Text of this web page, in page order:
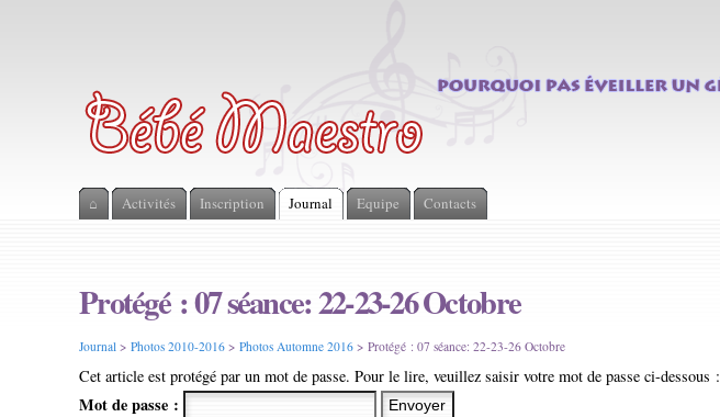
⌂ Activités Inscription Journal Equipe Contacts
Protégé : 07 séance: 22-23-26 Octobre
Journal > Photos 2010-2016 > Photos Automne 2016 > Protégé : 07 séance: 22-23-26 Octobre
Cet article est protégé par un mot de passe. Pour le lire, veuillez saisir votre mot de passe ci-dessous :
Mot de passe :